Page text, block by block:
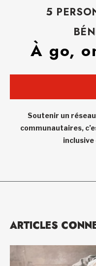
5
À go,
Soutenir un
communautaires,
ARTICLES